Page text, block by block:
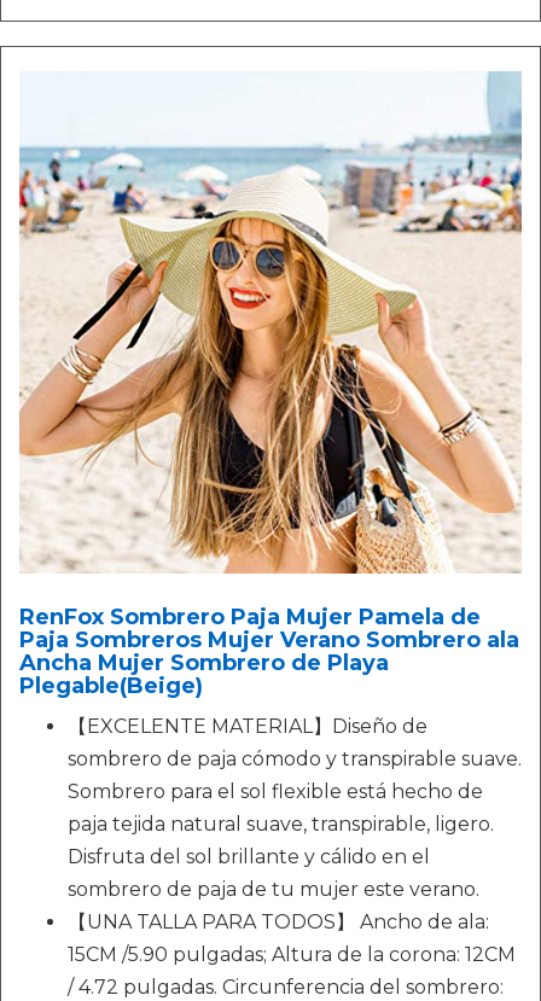
RenFox Sombrero Paja Mujer Pamela de
Paja Sombreros Mujer Verano Sombrero ala
Ancha Mujer Sombrero de Playa
Plegable(Beige)
【EXCELENTE MATERIAL】Diseño de
sombrero de paja cómodo y transpirable suave.
Sombrero para el sol flexible está hecho de
paja tejida natural suave, transpirable, ligero.
Disfruta del sol brillante y cálido en el
sombrero de paja de tu mujer este verano.
【UNA TALLA PARA TODOS】 Ancho de ala:
15CM /5.90 pulgadas; Altura de la corona: 12CM
/ 4.72 pulgadas. Circunferencia del sombrero: